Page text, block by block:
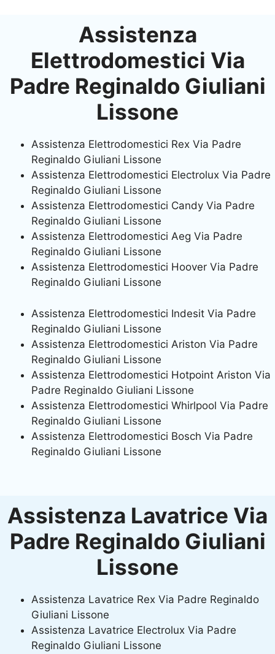
Assistenza
Elettrodomestici Via
Padre Reginaldo Giuliani
Lissone
Assistenza Elettrodomestici Rex Via Padre
Reginaldo Giuliani Lissone
Assistenza Elettrodomestici Electrolux Via Padre
Reginaldo Giuliani Lissone
Assistenza Elettrodomestici Candy Via Padre
Reginaldo Giuliani Lissone
Assistenza Elettrodomestici Aeg Via Padre
Reginaldo Giuliani Lissone
Assistenza Elettrodomestici Hoover Via Padre
Reginaldo Giuliani Lissone
Assistenza Elettrodomestici Indesit Via Padre
Reginaldo Giuliani Lissone
Assistenza Elettrodomestici Ariston Via Padre
Reginaldo Giuliani Lissone
Assistenza Elettrodomestici Hotpoint Ariston Via
Padre Reginaldo Giuliani Lissone
Assistenza Elettrodomestici Whirlpool Via Padre
Reginaldo Giuliani Lissone
Assistenza Elettrodomestici Bosch Via Padre
Reginaldo Giuliani Lissone
Assistenza Lavatrice Via
Padre Reginaldo Giuliani
Lissone
Assistenza Lavatrice Rex Via Padre Reginaldo
Giuliani Lissone
Assistenza Lavatrice Electrolux Via Padre
Reginaldo Giuliani Lissone